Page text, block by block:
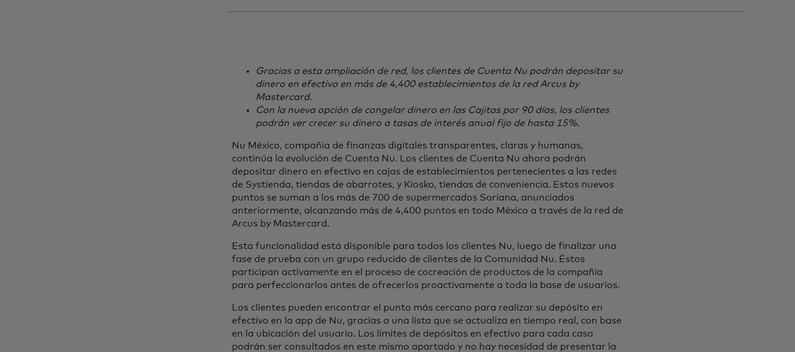
Gracias a esta ampliación de red, los clientes de Cuenta Nu podrán depositar su
dinero en efectivo en más de 4,400 establecimientos de la red Arcus by
Mastercard.
Con la nueva opción de congelar dinero en las Cajitas por 90 días, los clientes
podrán ver crecer su dinero a tasas de interés anual fijo de hasta 15%.
Nu México, compañía de finanzas digitales transparentes, claras y humanas,
continúa la evolución de Cuenta Nu. Los clientes de Cuenta Nu ahora podrán
depositar dinero en efectivo en cajas de establecimientos pertenecientes a las redes
de Systienda, tiendas de abarrotes, y Kiosko, tiendas de conveniencia. Estos nuevos
puntos se suman a los más de 700 de supermercados Soriana, anunciados
anteriormente, alcanzando más de 4,400 puntos en todo México a través de la red de
Arcus by Mastercard.
Esta funcionalidad está disponible para todos los clientes Nu, luego de finalizar una
fase de prueba con un grupo reducido de clientes de la Comunidad Nu. Éstos
participan activamente en el proceso de cocreación de productos de la compañía
para perfeccionarlos antes de ofrecerlos proactivamente a toda la base de usuarios.
Los clientes pueden encontrar el punto más cercano para realizar su depósito en
efectivo en la app de Nu, gracias a una lista que se actualiza en tiempo real, con base
en la ubicación del usuario. Los límites de depósitos en efectivo para cada caso
podrán ser consultados en este mismo apartado y no hay necesidad de presentar la